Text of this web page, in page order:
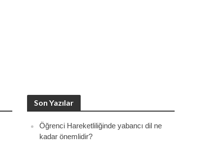
Son Yazılar
Öğrenci Hareketliliğinde yabancı dil ne
kadar önemlidir?